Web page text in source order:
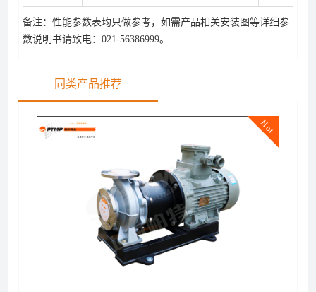
备注：性能参数表均只做参考，如需产品相关安装图等详细参
数说明书请致电：021-56386999。
同类产品推荐
Hot